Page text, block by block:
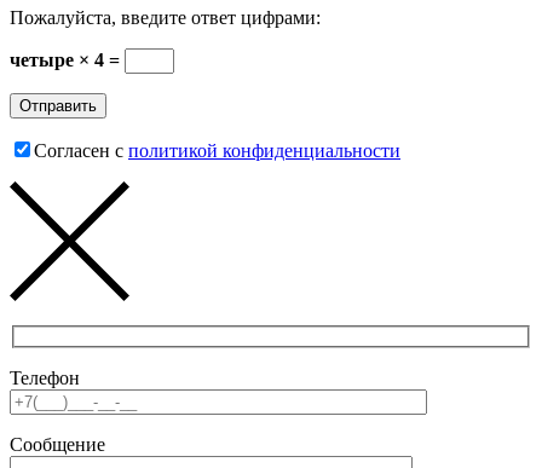
Пожалуйста, введите ответ цифрами:
четыре × 4 =
Согласен с политикой конфиденциальности
Телефон
Сообщение